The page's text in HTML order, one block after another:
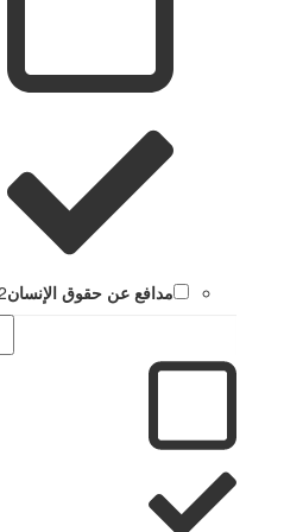
مدافع عن حقوق الإنسان